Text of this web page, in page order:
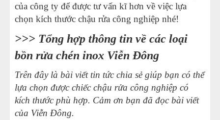
của công ty để được tư vấn kĩ hơn về việc lựa
chọn kích thước chậu rửa công nghiệp nhé!
>>> Tổng hợp thông tin về các loại
bồn rửa chén inox Viễn Đông
Trên đây là bài viết tin tức chia sẻ giúp bạn có thể
lựa chọn được chiếc chậu rửa công nghiệp có
kích thước phù hợp. Cảm ơn bạn đã đọc bài viết
của Viễn Đông.